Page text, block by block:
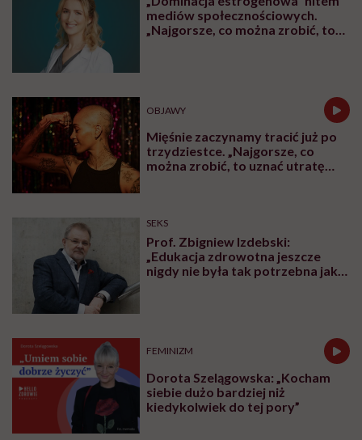
YouTube Spotify
Apple Podcasts
Karolina Wierzbińska do tego podcastu zaprosiła
Klaudię Łakomą, dietetyczkę, która o
insulinooporności wie wszystko – nie tylko z książek,
ale i z autopsji.
Klaudia 6 lat temu z niepokojącymi objawami trafiła do
szpitala.Wyszła z niego z diagnozą
insulinooporności.Jak udało jej się zapanować nad
swoim organizmem i nie dopuścić do rozwoju
obserwatorkami swoją wiedzą i doświadczeniem.
Z rozmowy dowiecie się: